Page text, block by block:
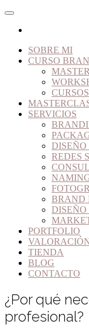
SOBRE MI
CURSO
SERVICIOS
DISEÑO
REDES
BRAND
PORTFOLIO
TIENDA
BLOG
CONTACTO
¿Por qué
profesional?